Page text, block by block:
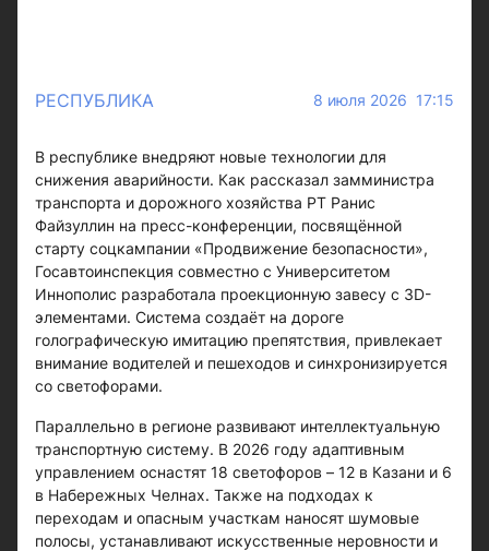
РЕСПУБЛИКА 8 июля 2026 17:15
В республике внедряют новые технологии для
снижения аварийности. Как рассказал замминистра
транспорта и дорожного хозяйства РТ Ранис
Файзуллин на пресс-конференции, посвящённой
старту соцкампании «Продвижение безопасности»,
Госавтоинспекция совместно с Университетом
Иннополис разработала проекционную завесу с 3D-
элементами. Система создаёт на дороге
голографическую имитацию препятствия, привлекает
внимание водителей и пешеходов и синхронизируется
со светофорами.
Параллельно в регионе развивают интеллектуальную
транспортную систему. В 2026 году адаптивным
управлением оснастят 18 светофоров – 12 в Казани и 6
в Набережных Челнах. Также на подходах к
переходам и опасным участкам наносят шумовые
полосы, устанавливают искусственные неровности и